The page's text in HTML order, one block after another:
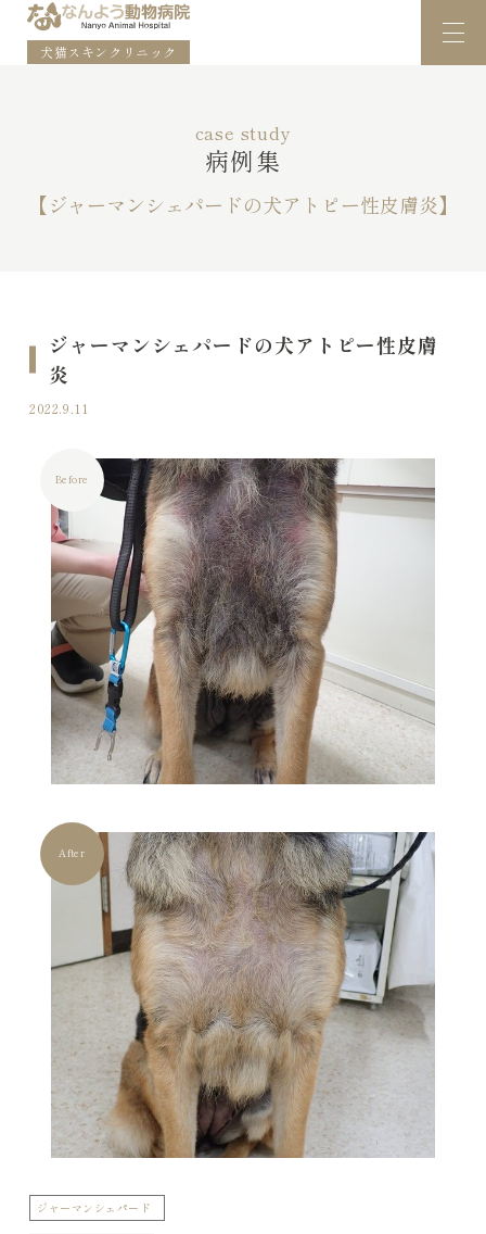
犬猫スキンクリニック
case study
病例集
【ジャーマンシェパードの犬アトピー性皮膚炎】
ジャーマンシェパードの犬アトピー性皮膚
炎
2022.9.11
Before
After
ジャーマンシェパード